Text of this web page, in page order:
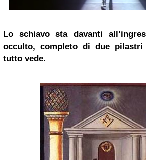
Lo schiavo sta davanti
occulto, completo di due
tutto vede.